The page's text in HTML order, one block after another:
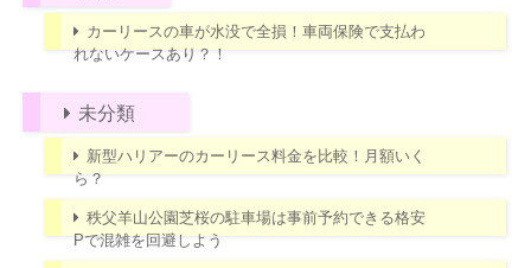
カーリースの車が水没で全損！車両保険で支払わ
れないケースあり？！
未分類
新型ハリアーのカーリース料金を比較！月額いく
ら？
秩父羊山公園芝桜の駐車場は事前予約できる格安
Pで混雑を回避しよう